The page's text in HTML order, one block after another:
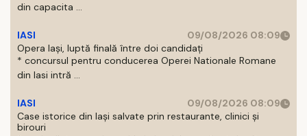
din capacita ...
IASI
09/08/2026 08:09
Opera Iași, luptă finală între doi candidați
* concursul pentru conducerea Operei Nationale Romane
din Iasi intră ...
IASI
09/08/2026 08:09
Case istorice din Iași salvate prin restaurante, clinici și
birouri